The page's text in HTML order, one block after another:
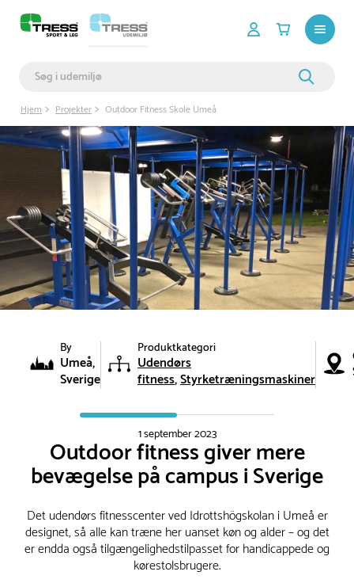
Hjem Projekter Outdoor Fitness Skole Umeå
By
Umeå,
Sverige
Produktkategori
Udendørs
fitness Styrketræningsmaskiner
1 september 2023
Outdoor fitness giver mere
bevægelse på campus i Sverige
Det udendørs fitnesscenter ved Idrottshögskolan i Umeå er
designet, så alle kan træne her uanset køn og alder – og det
er endda også tilgængelighedstilpasset for handicappede og
kørestolsbrugere.